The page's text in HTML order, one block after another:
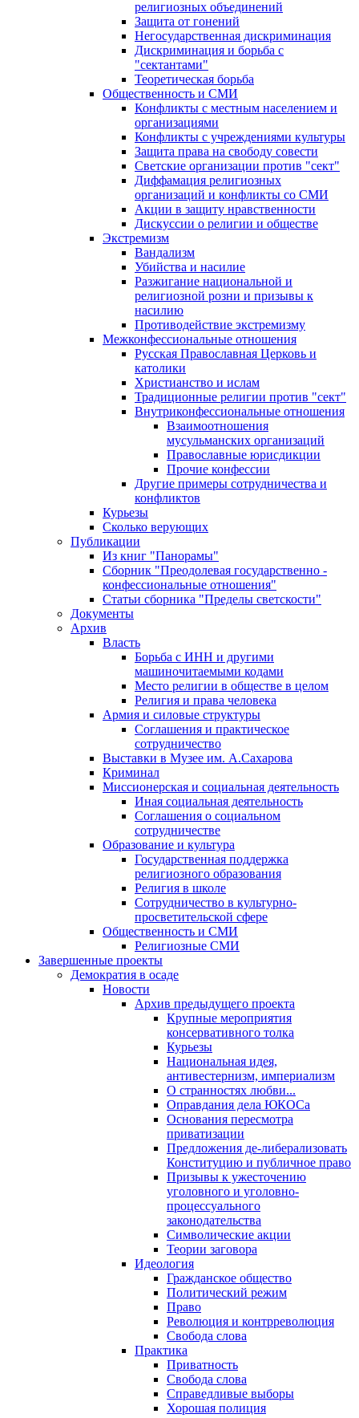
религиозных объединений
Защита от гонений
Негосударственная дискриминация
Дискриминация и борьба с
"сектантами"
Теоретическая борьба
Общественность и СМИ
Конфликты с местным населением и
организациями
Конфликты с учреждениями культуры
Защита права на свободу совести
Светские организации против "сект"
Диффамация религиозных
организаций и конфликты со СМИ
Акции в защиту нравственности
Дискуссии о религии и обществе
Экстремизм
Вандализм
Убийства и насилие
Разжигание национальной и
религиозной розни и призывы к
насилию
Противодействие экстремизму
Межконфессиональные отношения
Русская Православная Церковь и
католики
Христианство и ислам
Традиционные религии против "сект"
Внутриконфессиональные отношения
Взаимоотношения
мусульманских организаций
Православные юрисдикции
Прочие конфессии
Другие примеры сотрудничества и
конфликтов
Курьезы
Сколько верующих
Публикации
Из книг "Панорамы"
Сборник "Преодолевая государственно -
конфессиональные отношения"
Статьи сборника "Пределы светскости"
Документы
Архив
Власть
Борьба с ИНН и другими
машиночитаемыми кодами
Место религии в обществе в целом
Религия и права человека
Армия и силовые структуры
Соглашения и практическое
сотрудничество
Выставки в Музее им. А.Сахарова
Криминал
Миссионерская и социальная деятельность
Иная социальная деятельность
Соглашения о социальном
сотрудничестве
Образование и культура
Государственная поддержка
религиозного образования
Религия в школе
Сотрудничество в культурно-
просветительской сфере
Общественность и СМИ
Религиозные СМИ
Завершенные проекты
Демократия в осаде
Новости
Архив предыдущего проекта
Крупные мероприятия
консервативного толка
Курьезы
Национальная идея,
антивестернизм, империализм
О странностях любви...
Оправдания дела ЮКОСа
Основания пересмотра
приватизации
Предложения де-либерализовать
Конституцию и публичное право
Призывы к ужесточению
уголовного и уголовно-
процессуального
законодательства
Символические акции
Теории заговора
Идеология
Гражданское общество
Политический режим
Право
Революция и контрреволюция
Свобода слова
Практика
Приватность
Свобода слова
Справедливые выборы
Хорошая полиция